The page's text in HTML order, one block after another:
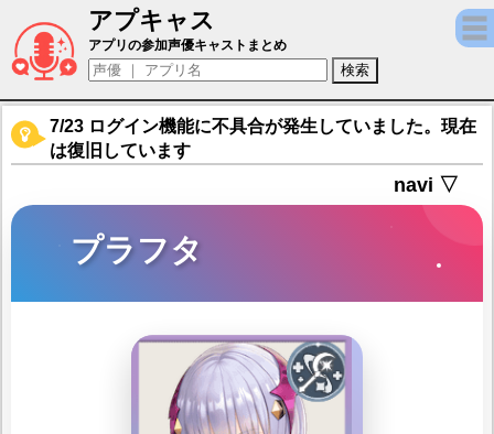
アプキャス
プラフタ（声優：井口裕香)【レスレリアー
アプリの参加声優キャストまとめ
7/23 ログイン機能に不具合が発生していました。現在
は復旧しています
navi ▽
プラフタ